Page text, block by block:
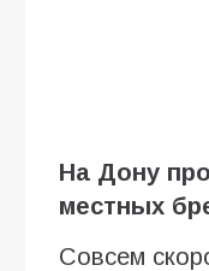
На Дону
местных
Совсем